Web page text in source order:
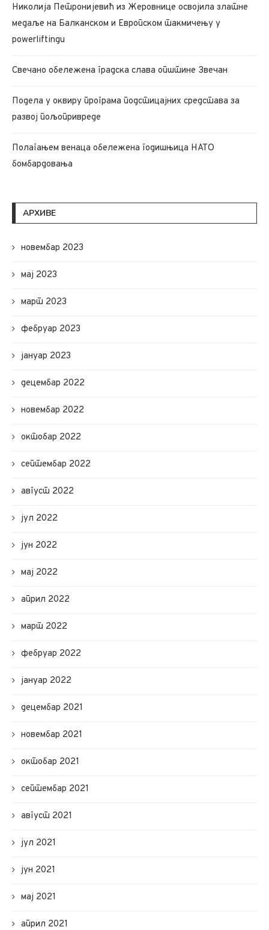
Николија Петронијевић из Жеровнице освојила златне
медаље на Балканском и Европском такмичењу у
powerliftingu
Свечано обележена градска слава општине Звечан
Подела у оквиру програма подстицајних средстава за
развој пољопривреде
Полагањем венаца обележена годишњица НАТО
бомбардовања
АРХИВЕ
новембар 2023
мај 2023
март 2023
фебруар 2023
јануар 2023
децембар 2022
новембар 2022
октобар 2022
септембар 2022
август 2022
јул 2022
јун 2022
мај 2022
април 2022
март 2022
фебруар 2022
јануар 2022
децембар 2021
новембар 2021
октобар 2021
септембар 2021
август 2021
јул 2021
јун 2021
мај 2021
април 2021